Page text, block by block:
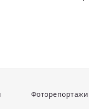
Фоторепортажи